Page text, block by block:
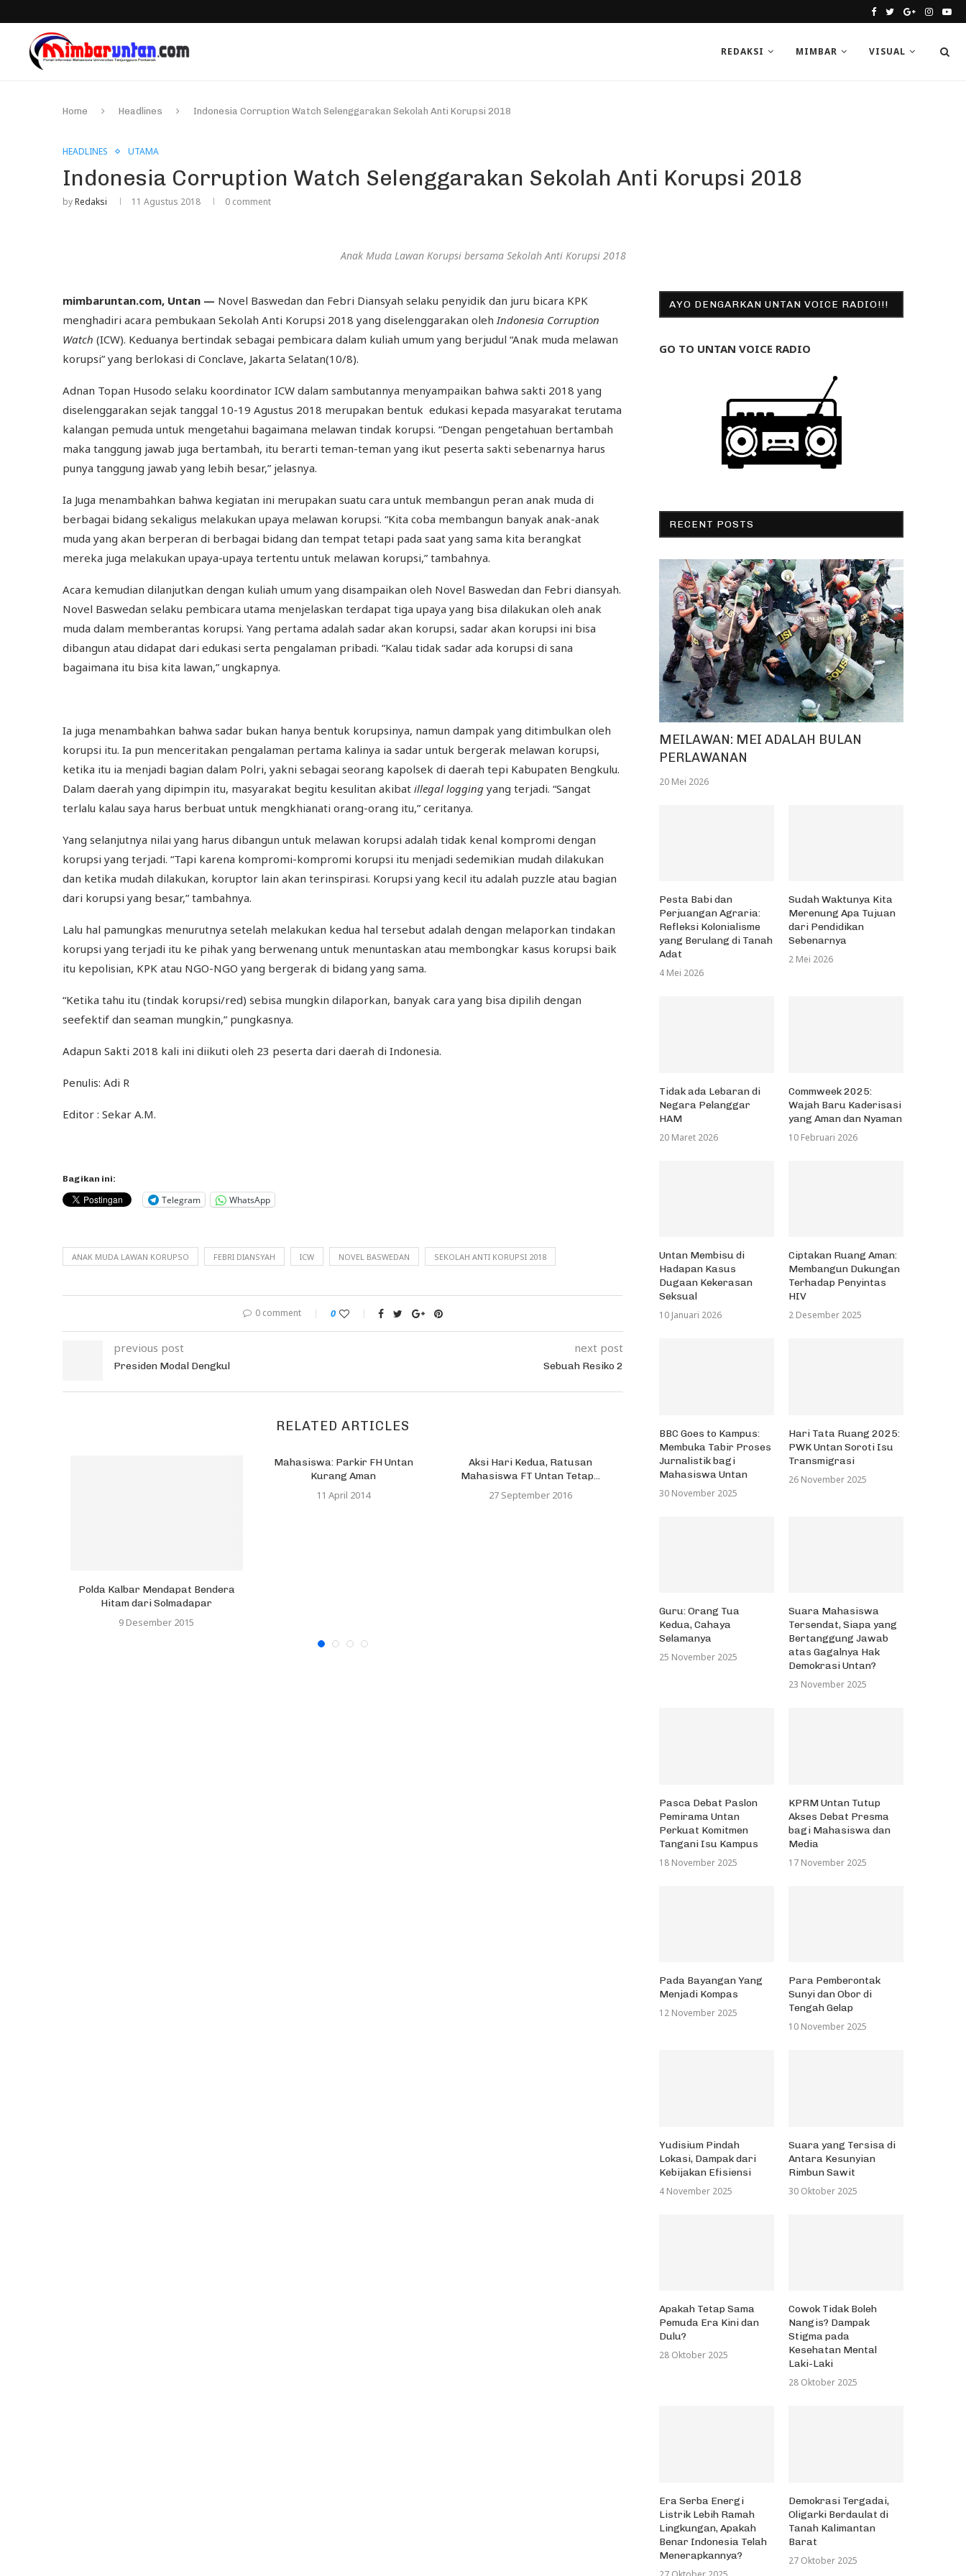
REDAKSI MIMBAR VISUAL
Home Headlines Indonesia Corruption Watch Selenggarakan Sekolah Anti Korupsi 2018
HEADLINES UTAMA
Indonesia Corruption Watch Selenggarakan Sekolah Anti Korupsi 2018
byRedaksi 11 Agustus 2018 0 comment
Anak Muda Lawan Korupsi bersama Sekolah Anti Korupsi 2018
mimbaruntan.com, Untan — Novel Baswedan dan Febri Diansyah selaku penyidik dan juru bicara KPK
menghadiri acara pembukaan Sekolah Anti Korupsi 2018 yang diselenggarakan olehIndonesia Corruption
Watch (ICW). Keduanya bertindak sebagai pembicara dalam kuliah umum yang berjudul “Anak muda melawan
korupsi” yang berlokasi di Conclave, Jakarta Selatan(10/8).
Adnan Topan Husodo selaku koordinator ICW dalam sambutannya menyampaikan bahwa sakti 2018 yang
diselenggarakan sejak tanggal 10-19 Agustus 2018 merupakan bentuk edukasi kepada masyarakat terutama
kalangan pemuda untuk mengetahui bagaimana melawan tindak korupsi. “Dengan pengetahuan bertambah
maka tanggung jawab juga bertambah, itu berarti teman-teman yang ikut peserta sakti sebenarnya harus
punya tanggung jawab yang lebih besar,” jelasnya.
Ia Juga menambahkan bahwa kegiatan ini merupakan suatu cara untuk membangun peran anak muda di
berbagai bidang sekaligus melakukan upaya melawan korupsi. “Kita coba membangun banyak anak-anak
muda yang akan berperan di berbagai bidang dan tempat tetapi pada saat yang sama kita berangkat
mereka juga melakukan upaya-upaya tertentu untuk melawan korupsi,” tambahnya.
Acara kemudian dilanjutkan dengan kuliah umum yang disampaikan oleh Novel Baswedan dan Febri diansyah.
Novel Baswedan selaku pembicara utama menjelaskan terdapat tiga upaya yang bisa dilakukan oleh anak
muda dalam memberantas korupsi. Yang pertama adalah sadar akan korupsi, sadar akan korupsi ini bisa
dibangun atau didapat dari edukasi serta pengalaman pribadi. “Kalau tidak sadar ada korupsi di sana
bagaimana itu bisa kita lawan,” ungkapnya.
Ia juga menambahkan bahwa sadar bukan hanya bentuk korupsinya, namun dampak yang ditimbulkan oleh
korupsi itu. Ia pun menceritakan pengalaman pertama kalinya ia sadar untuk bergerak melawan korupsi,
ketika itu ia menjadi bagian dalam Polri, yakni sebagai seorang kapolsek di daerah tepi Kabupaten Bengkulu.
Dalam daerah yang dipimpin itu, masyarakat begitu kesulitan akibat illegal logging yang terjadi. “Sangat
terlalu kalau saya harus berbuat untuk mengkhianati orang-orang itu,” ceritanya.
Yang selanjutnya nilai yang harus dibangun untuk melawan korupsi adalah tidak kenal kompromi dengan
korupsi yang terjadi. “Tapi karena kompromi-kompromi korupsi itu menjadi sedemikian mudah dilakukan
dan ketika mudah dilakukan, koruptor lain akan terinspirasi. Korupsi yang kecil itu adalah puzzle atau bagian
dari korupsi yang besar,” tambahnya.
Lalu hal pamungkas menurutnya setelah melakukan kedua hal tersebut adalah dengan melaporkan tindakan
korupsi yang terjadi itu ke pihak yang berwenang untuk menuntaskan atau membongkar kasus korupsi baik
itu kepolisian, KPK atau NGO-NGO yang bergerak di bidang yang sama.
“Ketika tahu itu (tindak korupsi/red) sebisa mungkin dilaporkan, banyak cara yang bisa dipilih dengan
seefektif dan seaman mungkin,” pungkasnya.
Adapun Sakti 2018 kali ini diikuti oleh 23 peserta dari daerah di Indonesia.
Penulis: Adi R
Editor : Sekar A.M.
Bagikan ini:
Telegram WhatsApp
ANAK MUDA LAWAN KORUPSO FEBRI DIANSYAH ICW NOVEL BASWEDAN SEKOLAH ANTI KORUPSI 2018
0 comment 0
previous post
Presiden Modal Dengkul
next post
Sebuah Resiko 2
RELATED ARTICLES
Polda Kalbar Mendapat Bendera
Hitam dari Solmadapar
9 Desember 2015
Mahasiswa: Parkir FH Untan
Kurang Aman
11 April 2014
Aksi Hari Kedua, Ratusan
Mahasiswa FT Untan Tetap...
27 September 2016
30 September 2023 19 November 2019
AYO DENGARKAN UNTAN VOICE RADIO!!!
GO TO UNTAN VOICE RADIO
RECENT POSTS
MEILAWAN: MEI ADALAH BULAN
PERLAWANAN
20 Mei 2026
Pesta Babi dan
Perjuangan Agraria:
Refleksi Kolonialisme
yang Berulang di Tanah
Adat
4 Mei 2026
Sudah Waktunya Kita
Merenung Apa Tujuan
dari Pendidikan
Sebenarnya
2 Mei 2026
Tidak ada Lebaran di
Negara Pelanggar
HAM
20 Maret 2026
Commweek 2025:
Wajah Baru Kaderisasi
yang Aman dan Nyaman
10 Februari 2026
Untan Membisu di
Hadapan Kasus
Dugaan Kekerasan
Seksual
10 Januari 2026
Ciptakan Ruang Aman:
Membangun Dukungan
Terhadap Penyintas
HIV
2 Desember 2025
BBC Goes to Kampus:
Membuka Tabir Proses
Jurnalistik bagi
Mahasiswa Untan
30 November 2025
Hari Tata Ruang 2025:
PWK Untan Soroti Isu
Transmigrasi
26 November 2025
Guru: Orang Tua
Kedua, Cahaya
Selamanya
25 November 2025
Suara Mahasiswa
Tersendat, Siapa yang
Bertanggung Jawab
atas Gagalnya Hak
Demokrasi Untan?
23 November 2025
Pasca Debat Paslon
Pemirama Untan
Perkuat Komitmen
Tangani Isu Kampus
18 November 2025
KPRM Untan Tutup
Akses Debat Presma
bagi Mahasiswa dan
Media
17 November 2025
Pada Bayangan Yang
Menjadi Kompas
12 November 2025
Para Pemberontak
Sunyi dan Obor di
Tengah Gelap
10 November 2025
Yudisium Pindah
Lokasi, Dampak dari
Kebijakan Efisiensi
4 November 2025
Suara yang Tersisa di
Antara Kesunyian
Rimbun Sawit
30 Oktober 2025
Apakah Tetap Sama
Pemuda Era Kini dan
Dulu?
28 Oktober 2025
Cowok Tidak Boleh
Nangis? Dampak
Stigma pada
Kesehatan Mental
Laki-Laki
28 Oktober 2025
Era Serba Energi
Listrik Lebih Ramah
Lingkungan, Apakah
Benar Indonesia Telah
Menerapkannya?
Demokrasi Tergadai,
Oligarki Berdaulat di
Tanah Kalimantan
Barat
27 Oktober 2025